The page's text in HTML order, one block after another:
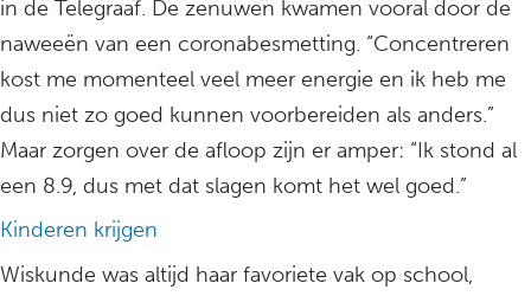
in de Telegraaf. De zenuwen kwamen vooral door de
naweeën van een coronabesmetting. “Concentreren
kost me momenteel veel meer energie en ik heb me
dus niet zo goed kunnen voorbereiden als anders.”
Maar zorgen over de afloop zijn er amper: “Ik stond al
een 8.9, dus met dat slagen komt het wel goed.”
Kinderen krijgen
Wiskunde was altijd haar favoriete vak op school,